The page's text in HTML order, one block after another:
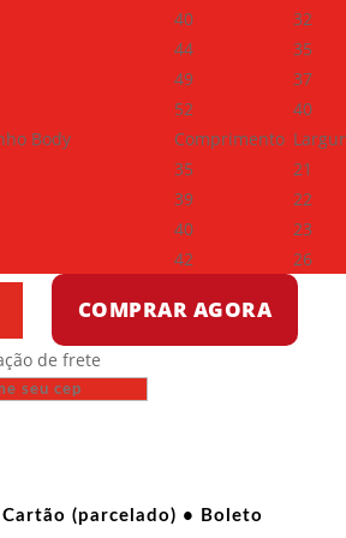
40
32
44
35
49
37
52
40
Body
Comprimento
35
21
39
22
40
23
42 26
COMPRAR AGORA
de frete
Cartão (parcelado) • Boleto